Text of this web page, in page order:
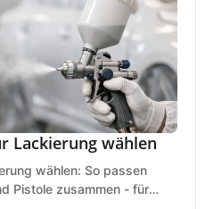
Lackierung wählen
wählen: So passen
Pistole zusammen - für